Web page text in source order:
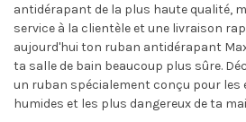
antidérapant de la plus haute qualité,
service à la clientèle et une livraison
aujourd'hui ton ruban antidérapant
ta salle de bain beaucoup plus sûre.
un ruban spécialement conçu pour les
humides et les plus dangereux de ta